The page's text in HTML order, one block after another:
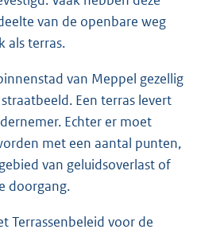
van de openbare weg
als terras.
van Meppel gezellig
Een terras levert
Echter er moet
met een aantal punten,
van geluidsoverlast of
doorgang.
Terrassenbeleid voor de